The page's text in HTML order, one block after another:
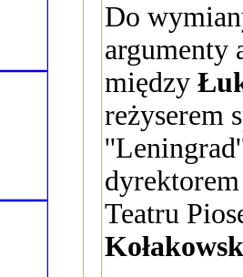
Do
argumenty
między
reżyserem
Teatru